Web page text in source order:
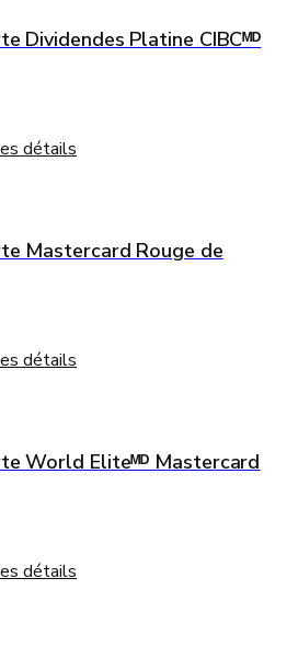
Dividendes Platine CIBCᴹᴰ
détails
Mastercard Rouge de
détails
World Eliteᴹᴰ Mastercard
détails